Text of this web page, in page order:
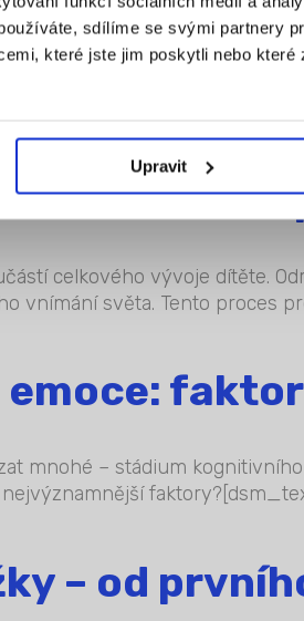
sdílíme se svými partnery
které jste jim poskytli nebo
Upravit
meze. Občasné zlobení je
od čmáranic
celkového vývoje dítěte.
vnímání světa. Tento proces
mnohé – stádium
– od